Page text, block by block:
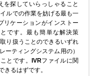
を探していらっしゃること
ルでの作業を妨げる最も一
リケーションがインストー
です。最も簡単な解決策
り扱うことのできるいずれ
ーティングシステム用の）
とです。
IVRファイルに関
るはずです。